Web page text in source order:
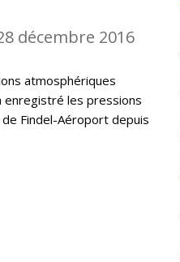
décembre 2016
atmosphériques
les pressions
Findel-Aéroport depuis